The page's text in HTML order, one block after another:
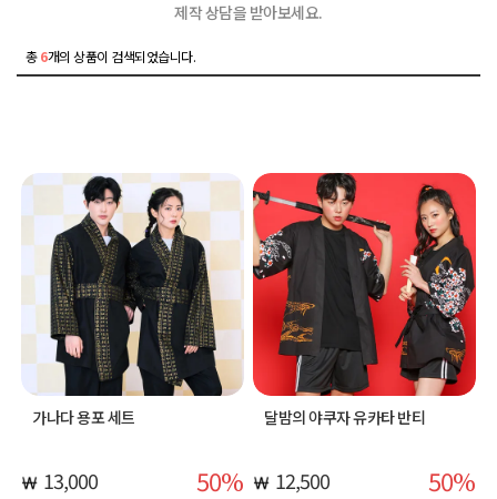
제작 상담을 받아보세요.
총6개의 상품이 검색되었습니다.
가나다 용포 세트
13,000 50
달밤의 야쿠자 유카타 반티
12,500 50